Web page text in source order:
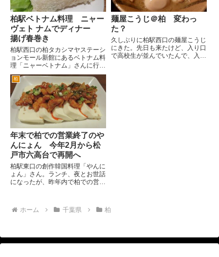
柏駅ベトナム料理 ニャー
ヴェト ナムでディナー
揚げ春巻き
柏駅西口の柏タカシマヤステーシ
ョンモール新館にあるベトナム料
理「ニャーベトナム」さんに行き
ました。 新館がオープンした当
初からのお店です。開店当初は、
ベトナムの民族衣装を着たスタッ
フさんが大量にいて、気合入って
る感がすごかったんですが、最
近...
麺屋こうじ＠柏 変わっ
た？
久しぶりに柏駅西口の麺屋こうじ
にきた。先日も来たけど、入り口
で高校生が並んでいたんで、入ら
柏
年末で柏での営業終了のや
んにょん 今年2月から松
戸市六高台で再開へ
柏駅東口の創作韓国料理「やんに
ょん」さん。ランチ、夜とお世話
になったが、昨年内で柏での営業
んですが、家庭的というか手作り
感があるところが魅力的だったの
ホーム 千葉県 柏